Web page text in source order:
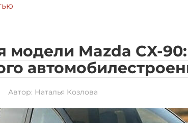
модели Mazda CX-
Автор: Наталья Козлова